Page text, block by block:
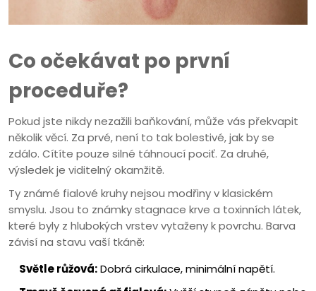
Co očekávat po první
proceduře?
Pokud jste nikdy nezažili baňkování, může vás překvapit
několik věcí. Za prvé, není to tak bolestivé, jak by se
zdálo. Cítíte pouze silné táhnoucí pociť. Za druhé,
výsledek je viditelný okamžitě.
Ty známé fialové kruhy nejsou modřiny v klasickém
smyslu. Jsou to známky stagnace krve a toxinních látek,
které byly z hlubokých vrstev vytaženy k povrchu. Barva
závisí na stavu vaší tkáně:
Světle růžová:Dobrá cirkulace, minimální napětí.